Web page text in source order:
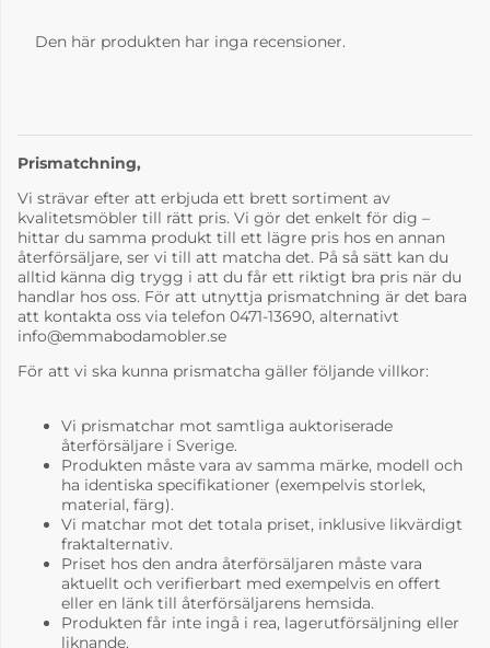
Den här produkten har inga recensioner.
Prismatchning,
Vi strävar efter att erbjuda ett brett sortiment av
kvalitetsmöbler till rätt pris. Vi gör det enkelt för dig –
hittar du samma produkt till ett lägre pris hos en annan
återförsäljare, ser vi till att matcha det. På så sätt kan du
alltid känna dig trygg i att du får ett riktigt bra pris när du
handlar hos oss. För att utnyttja prismatchning är det bara
att kontakta oss via telefon 0471-13690, alternativt
info@emmabodamobler.se
För att vi ska kunna prismatcha gäller följande villkor:
Vi prismatchar mot samtliga auktoriserade
återförsäljare i Sverige.
Produkten måste vara av samma märke, modell och
ha identiska specifikationer (exempelvis storlek,
material, färg).
Vi matchar mot det totala priset, inklusive likvärdigt
fraktalternativ.
Priset hos den andra återförsäljaren måste vara
aktuellt och verifierbart med exempelvis en offert
eller en länk till återförsäljarens hemsida.
Produkten får inte ingå i rea, lagerutförsäljning eller
liknande.